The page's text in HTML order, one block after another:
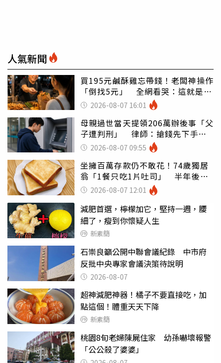
人氣新聞
買195元鹹酥雞忘帶錢！老闆神操作
「倒找5元」 全網看哭：這就是台
灣 2026-08-07 16:01
母親過世當天提領206萬辦後事「父
子遭判刑」 律師：搶錢先下手是
罪 2026-08-07 09:55
坐擁百萬存款仍不敢花！74歲獨居
翁「1餐只吃1片吐司」 半年後暴
瘦嚇壞女兒
2026-08-07 12:01
減肥首選，檸檬加它，堅持一週，腰
細了，瘦到你懷疑人生
新素簡
石崇良籲公開中聯會議紀錄 中市府
反批中央專家會議決策待說明
2026-08-07
超神減肥神器！橘子不要直接吃，加
點這個！體重天天下降
新素簡
桃園8旬老婦陳屍住家 幼孫嚇壞報警
「公公殺了婆婆」